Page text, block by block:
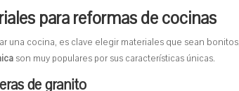
para reformas de cocinas
una cocina, es clave elegir materiales que sean
son muy populares por sus características únicas.
de granito